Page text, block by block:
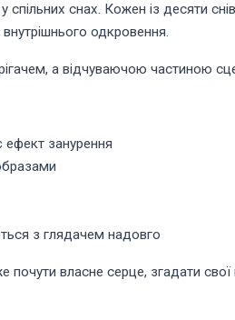
спільних снах. Кожен із десяти
одкровення.
а відчуваючою частиною
занурення
з глядачем надовго
власне серце, згадати свої